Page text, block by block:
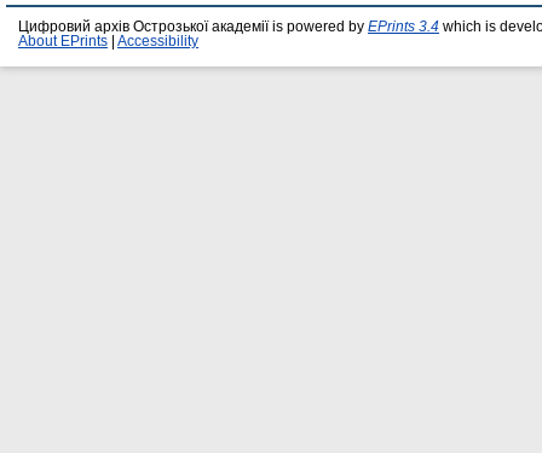
Цифровий архів Острозької академії is powered by EPrints 3.4 which is
About EPrints
Accessibility